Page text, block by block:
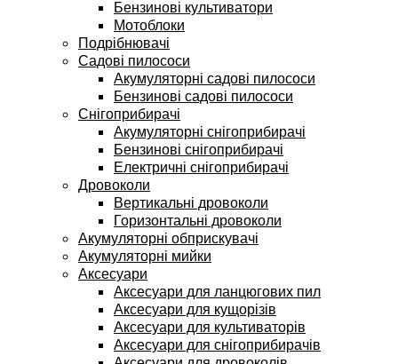
Бензинові культиватори
Мотоблоки
Подрібнювачі
Садові пилососи
Акумуляторні садові пилососи
Бензинові садові пилососи
Снігоприбирачі
Акумуляторні снігоприбирачі
Бензинові снігоприбирачі
Електричні снігоприбирачі
Дровоколи
Вертикальні дровоколи
Горизонтальні дровоколи
Акумуляторні обприскувачі
Акумуляторні мийки
Аксесуари
Аксесуари для ланцюгових пил
Аксесуари для кущорізів
Аксесуари для культиваторів
Аксесуари для снігоприбирачів